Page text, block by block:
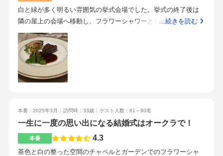
白と緑が多く明るい雰囲気の挙式会場でした。挙式の終了後は
隣の屋上の会場へ移動し、フラワーシャワーと鐘を鳴らす演出
もあり、ずっとホテルの中にいるわけではなく、外の空気も吸
えて良かったと思います。披露宴会場は昔からよくテレビ等で
見ていた、the結婚式会場といった感じがありました。会場の天
井も高く、歴史的なホテルなので厳かな雰囲気もあります。お
料理もとても美味しくて、ステーキを調理する際のフランベの
で、雨が降っていても安心して帰ることが出来るロケーション
だと思います。スタッフの皆さんの連携も取れていて、モタつ
いている様子もなくテキパキと配膳や誘導などをされていて、
…続きを読む
本番：2025年3月 訪問時：33歳 ゲスト人数：81～90名
一生に一度の思い出になる結婚式はオークラで！
本番 4.3
茶色と白の整った空間のチャペルとガーデンでのフラワーシャ